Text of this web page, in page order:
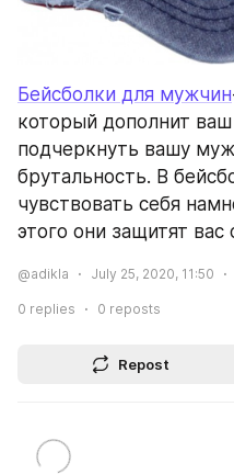
Бейсболки для мужчин
который дополнит
подчеркнуть вашу
брутальность. В
чувствовать себя
этого они защитят вас
@adikla July 25, 2020, 11:50
0 replies 0 reposts
Repost